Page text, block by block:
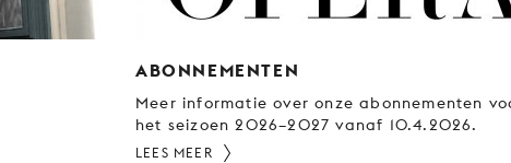
ABONNEMENTEN
Meer informatie over onze abonnementen
het seizoen 2026–2027 vanaf 10.4.2026.
LEES MEER